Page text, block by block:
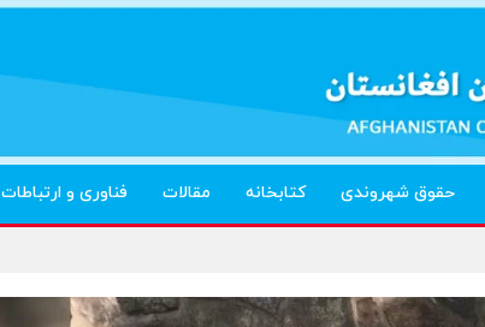
حقوق شهروندی کتابخانه مقالات فناوری و ارتباطات